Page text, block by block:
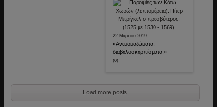
22 Μαρτίου 2019
«Ανεμομαζώματα,
διαβολοσκορπίσματα.»
(0)
Load more posts